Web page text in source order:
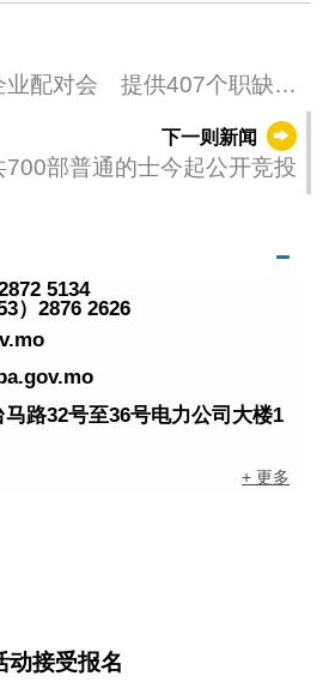
业配对会 提供407个职缺配
下一则新闻
部普通的士今起公开竞投
5134
）2876 2626
路32号至36号电力公司大楼1
+ 更多
动接受报名